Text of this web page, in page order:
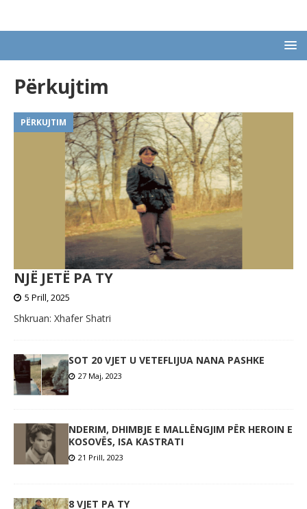
Përkujtim
PËRKUJTIM
NJË JETË PA TY
5 Prill, 2025
Shkruan: Xhafer Shatri
SOT 20 VJET U VETEFLIJUA NANA PASHKE
27 Maj, 2023
NDERIM, DHIMBJE E MALLËNGJIM PËR HEROIN E
KOSOVËS, ISA KASTRATI
21 Prill, 2023
8 VJET PA TY